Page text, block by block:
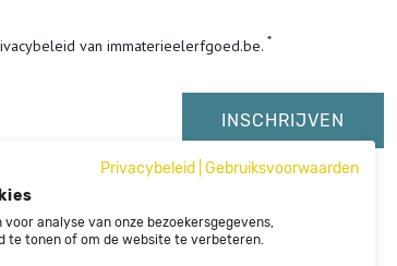
van immaterieelerfgoed.be.
Privacybeleid
Gebruiksvoorwaarden
voor analyse van onze bezoekersgegevens,
te tonen of om de website te verbeteren.